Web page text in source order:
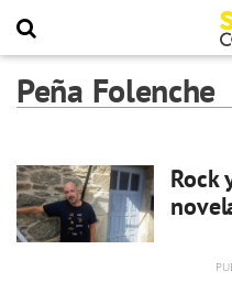
Peña Folenche
Rock